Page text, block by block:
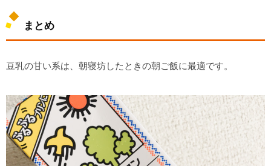
まとめ
豆乳の甘い系は、朝寝坊したときの朝ご飯に最適です。